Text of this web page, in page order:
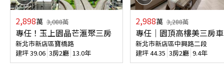
2,898萬 3,088萬
專任！玉上園晶芒滙聚三房
新北市新店區寶橋路
建坪39.06 3房2廳 13.0年
2,988萬 3,288萬
專任｜園頂高樓美三房
新北市新店區中興路二段
建坪44.35 3房2廳 9.4年